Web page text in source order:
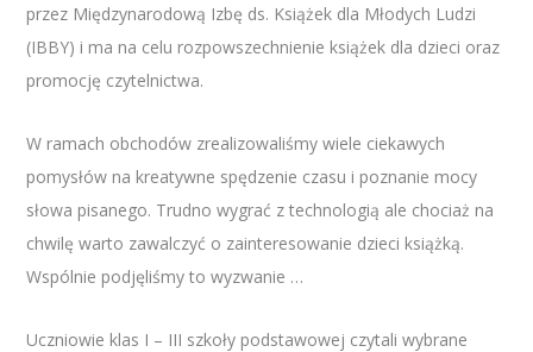
przez Międzynarodową Izbę ds. Książek dla Młodych Ludzi
(IBBY) i ma na celu rozpowszechnienie książek dla dzieci oraz
promocję czytelnictwa.
W ramach obchodów zrealizowaliśmy wiele ciekawych
pomysłów na kreatywne spędzenie czasu i poznanie mocy
słowa pisanego. Trudno wygrać z technologią ale chociaż na
chwilę warto zawalczyć o zainteresowanie dzieci książką.
Wspólnie podjęliśmy to wyzwanie …
Uczniowie klas I – III szkoły podstawowej czytali wybrane